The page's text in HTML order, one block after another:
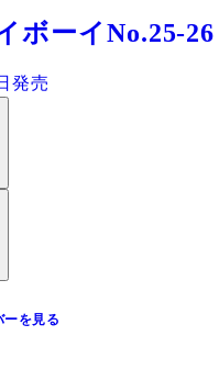
ボーイNo.25-26
発売
ーを見る